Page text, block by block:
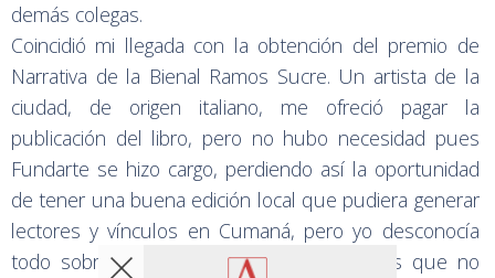
demás colegas.
Coincidió mi llegada con la obtención del premio de
Narrativa de la Bienal Ramos Sucre. Un artista de la
ciudad, de origen italiano, me ofreció pagar la
publicación del libro, pero no hubo necesidad pues
Fundarte se hizo cargo, perdiendo así la oportunidad
de tener una buena edición local que pudiera generar
lectores y vínculos en Cumaná, pero yo desconocía
todo sobre las políticas editoriales del país que no